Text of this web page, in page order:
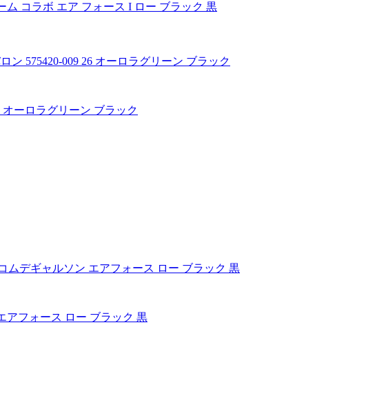
ム コラボ エア フォース I ロー ブラック 黒
ーロラグリーン ブラック
アフォース ロー ブラック 黒